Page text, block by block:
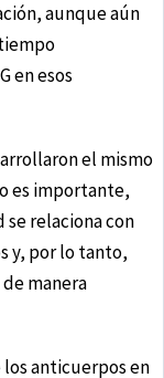
aunque aún
en esos
el mismo
es importante,
relaciona con
y, por lo tanto,
manera
anticuerpos en